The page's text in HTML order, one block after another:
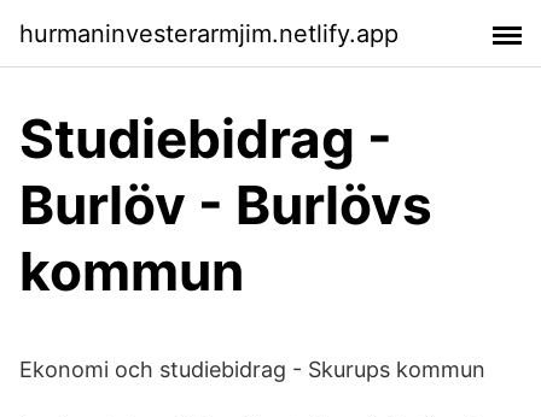
hurmaninvesterarmjim.netlify.app
Studiebidrag -
Burlöv - Burlövs
kommun
Ekonomi och studiebidrag - Skurups kommun